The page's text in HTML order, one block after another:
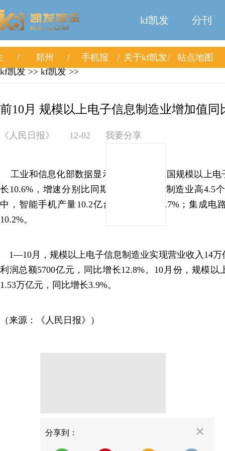
kf凯发 分刊
郑州 手机报 关于kf凯发
站点地图
kf凯发 >> kf凯发 >>
前10月 规模以上电子信息制造业增加值同
《人民日报》 12-02 我要分享
工业和信息化部数据显示：前10月，我国规模以上电
长10.6%，增速分别比同期工业、高技术制造业高4.5
中，智能手机产量10.2亿台，同比增长0.7%；集成电
10.2%。
1—10月，规模以上电子信息制造业实现营业收入14万
利润总额5700亿元，同比增长12.8%。10月份，规模
1.53万亿元，同比增长3.9%。
（来源：《人民日报》）
分享到：